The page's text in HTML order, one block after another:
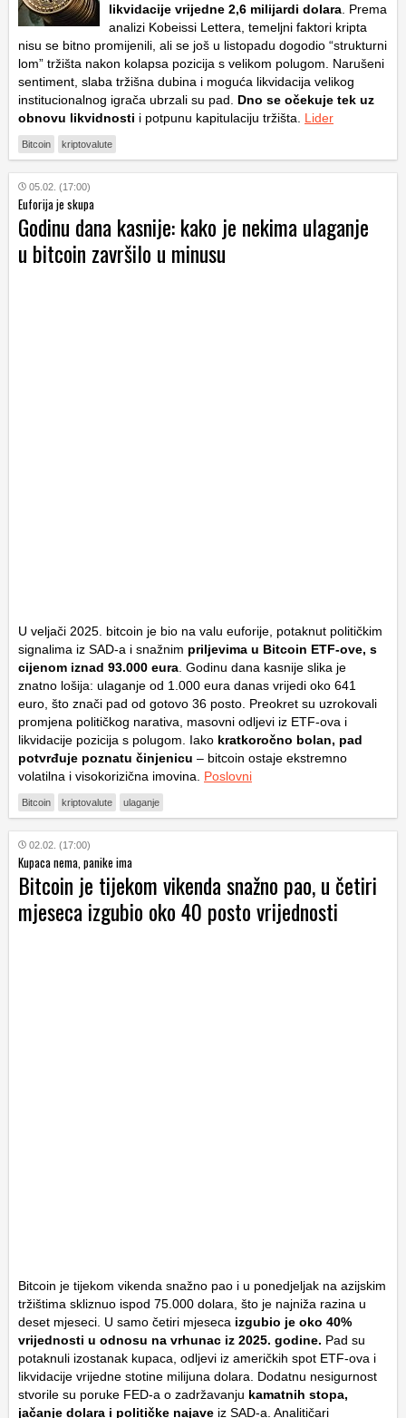
likvidacije vrijedne 2,6 milijardi dolara . Prema
analizi Kobeissi Lettera, temeljni faktori kripta
nisu se bitno promijenili, ali se još u listopadu dogodio “strukturni
lom” tržišta nakon kolapsa pozicija s velikom polugom. Narušeni
sentiment, slaba tržišna dubina i moguća likvidacija velikog
institucionalnog igrača ubrzali su pad. Dno se očekuje tek uz
obnovu likvidnosti i potpunu kapitulaciju tržišta. Lider
Bitcoin kriptovalute
05.02. (17:00)
Euforija je skupa
Godinu dana kasnije: kako je nekima ulaganje
u bitcoin završilo u minusu
U veljači 2025. bitcoin je bio na valu euforije, potaknut političkim
signalima iz SAD-a i snažnim priljevima u Bitcoin ETF-ove, s
cijenom iznad 93.000 eura . Godinu dana kasnije slika je
znatno lošija: ulaganje od 1.000 eura danas vrijedi oko 641
euro, što znači pad od gotovo 36 posto. Preokret su uzrokovali
promjena političkog narativa, masovni odljevi iz ETF-ova i
likvidacije pozicija s polugom. Iako kratkoročno bolan, pad
potvrđuje poznatu činjenicu – bitcoin ostaje ekstremno
volatilna i visokorizična imovina. Poslovni
Bitcoin kriptovalute ulaganje
02.02. (17:00)
Kupaca nema, panike ima
Bitcoin je tijekom vikenda snažno pao, u četiri
mjeseca izgubio oko 40 posto vrijednosti
Bitcoin je tijekom vikenda snažno pao i u ponedjeljak na azijskim
tržištima skliznuo ispod 75.000 dolara, što je najniža razina u
deset mjeseci. U samo četiri mjeseca izgubio je oko 40%
vrijednosti u odnosu na vrhunac iz 2025. godine. Pad su
potaknuli izostanak kupaca, odljevi iz američkih spot ETF-ova i
likvidacije vrijedne stotine milijuna dolara. Dodatnu nesigurnost
stvorile su poruke FED-a o zadržavanju kamatnih stopa,
jačanje dolara i političke najave iz SAD-a. Analitičari